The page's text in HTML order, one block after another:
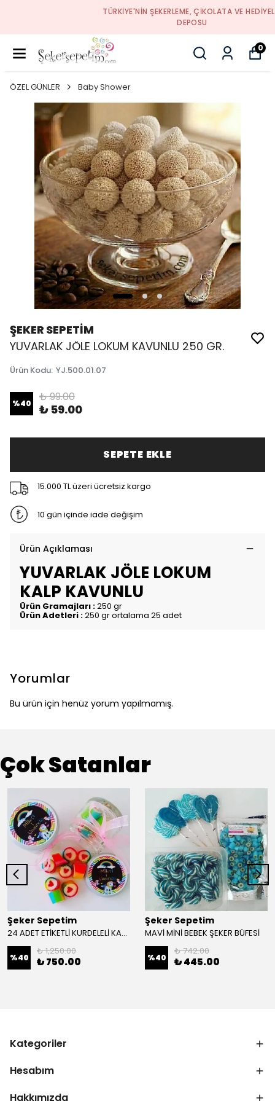
TÜRKIYE'NIN ŞEKERLEME, ÇIKOLATA VE HEDIYELIK
0
ÖZEL GÜNLER Baby Shower
ŞEKER SEPETİM
YUVARLAK JÖLE LOKUM KAVUNLU 250 GR.
Ürün Kodu: YJ.500.01.07
%40 ₺ 99.00
₺ 59.00
SEPETE EKLE
15.000 TL üzeri ücretsiz kargo
10 gün içinde iade değişim
Ürün Açıklaması
YUVARLAK JÖLE LOKUM
KALP KAVUNLU
Ürün Gramajları :250 gr
Ürün Adetleri :250 gr ortalama 25 adet
Yorumlar
Bu ürün için henüz yorum yapılmamış.
Çok Satanlar
Şeker Sepetim
24 ADET ETİKETLİ KURDELELİ KAVANOZLU GÖKKUŞAĞI LOLLY ŞEKER 49
%40
₺ 1,250.00
₺ 750.00
Şeker Sepetim
MAVİ MİNİ BEBEK ŞEKER BÜFESİ
%40
₺ 742.00
₺ 445.00
Kategoriler
Hesabım
Hakkımızda